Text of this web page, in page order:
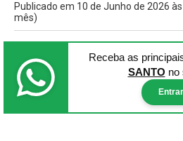
Publicado em 10 de Junho de 2026
mês)
Receba as
SANTO no